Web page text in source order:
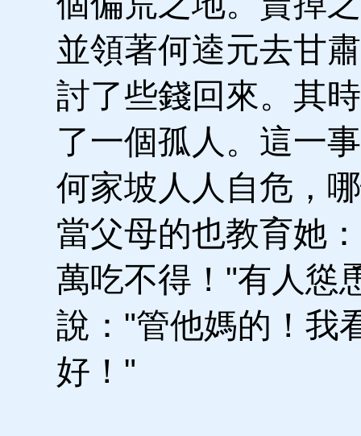
並領著何逵元去甘
討了些錢回來。其
了一個孤人。這一
何家坡人人自危，
當父母的也教育她
萬吃不得！"有人慫
說："管他媽的！我
好！"